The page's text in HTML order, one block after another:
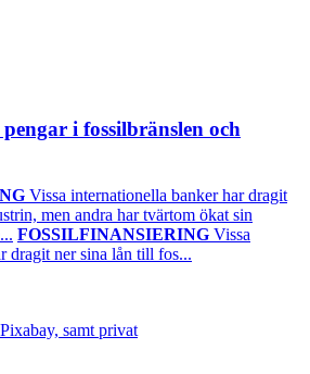
i fossilbränslen och
Vissa internationella banker har dragit
men andra har tvärtom ökat sin
FOSSILFINANSIERING Vissa
dragit ner sina lån till fos...
samt privat